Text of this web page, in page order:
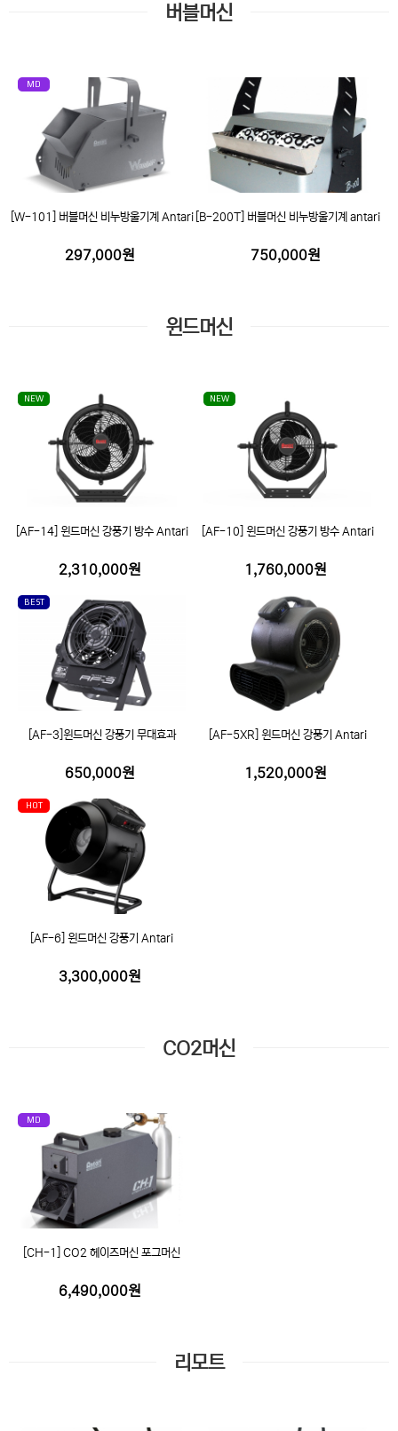
버블머신
MD
[W-101] 버블머신 비누방울기계 Antari
297,000원
[B-200T] 버블머신 비누방울기계 antari
750,000원
윈드머신
NEW
[AF-14] 윈드머신 강풍기 방수 Antari
2,310,000원
NEW
[AF-10] 윈드머신 강풍기 방수 Antari
1,760,000원
BEST
[AF-3]윈드머신 강풍기 무대효과
650,000원
[AF-5XR] 윈드머신 강풍기 Antari
1,520,000원
HOT
[AF-6] 윈드머신 강풍기 Antari
3,300,000원
CO2머신
MD
[CH-1] CO2 헤이즈머신 포그머신
6,490,000원
리모트